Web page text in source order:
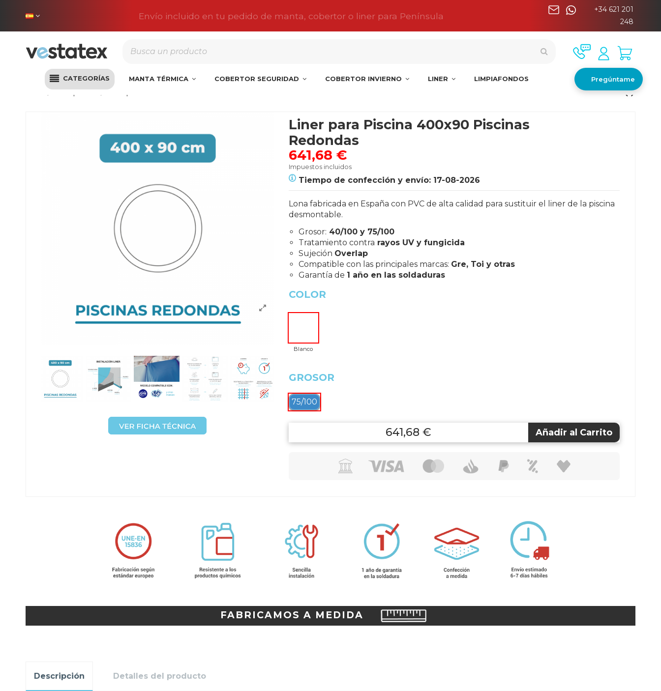
Envío incluido en tu pedido de manta, cobertor o liner para Península
+34 621 201
248
CATEGORÍAS MANTA TÉRMICA COBERTOR SEGURIDAD COBERTOR INVIERNO LINER LIMPIAFONDOS Pregúntame
Liner piscina Liner para Piscina 400x90 Piscinas Redondas
Liner para Piscina 400x90 Piscinas
Redondas
641,68 €
Impuestos incluidos
Tiempo de confección y envío: 17-08-2026
Lona fabricada en España con PVC de alta calidad para sustituir el liner de la piscina
desmontable.
Grosor: 40/100 y 75/100
Tratamiento contra rayos UV y fungicida
Sujeción Overlap
Compatible con las principales marcas: Gre, Toi y otras
Garantía de 1 año en las soldaduras
COLOR
Blanco
GROSOR
75/100
641,68 € Añadir al Carrito
FABRICAMOS A MEDIDA
Descripción Detalles del producto